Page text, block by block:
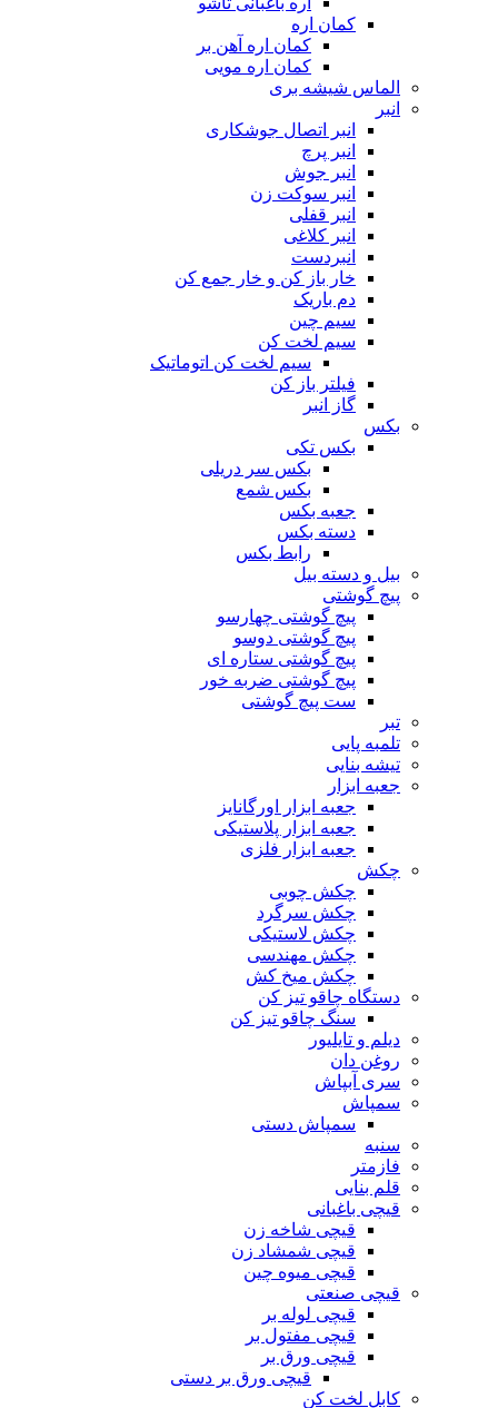
کمان اره
کمان اره آهن بر
کمان اره مویی
الماس شیشه بری
انبر
انبر اتصال جوشکاری
انبر پرچ
انبر جوش
انبر سوکت زن
انبر قفلی
انبر کلاغی
انبردست
خار باز کن و خار جمع کن
دم باریک
سیم چین
سیم لخت کن
سیم لخت کن اتوماتیک
فیلتر باز کن
گاز انبر
بکس
بکس تکی
بکس سر دریلی
بکس شمع
جعبه بکس
دسته بکس
رابط بکس
بیل و دسته بیل
پیچ گوشتی
پیچ گوشتی چهارسو
پیچ گوشتی دوسو
پیچ گوشتی ستاره‌ ای
پیچ گوشتی ضربه خور
ست پیچ گوشتی
تبر
تلمبه پایی
تیشه بنایی
جعبه ابزار
جعبه ابزار اورگانایز
جعبه ابزار پلاستیکی
جعبه ابزار فلزی
چکش
چکش چوبی
چکش سرگرد
چکش لاستیکی
چکش مهندسی
چکش میخ کش
دستگاه چاقو تیز کن
سنگ چاقو تیز کن
دیلم و تایلیور
روغن دان
سری آبپاش
سمپاش
سمپاش دستی
سنبه
فازمتر
قلم بنایی
قیچی باغبانی
قیچی شاخه زن
قیچی شمشاد زن
قیچی میوه چین
قیچی صنعتی
قیچی لوله بر
قیچی مفتول بر
قیچی ورق بر
قیچی ورق بر دستی
کابل لخت کن